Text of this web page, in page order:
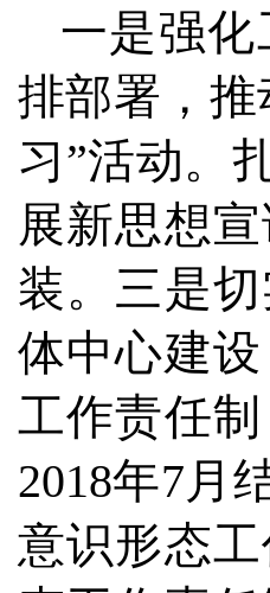
一是强
排部署，
习”活动。
展新思想
装。三是
体中心建
工作责任
2018年7月
意识形态